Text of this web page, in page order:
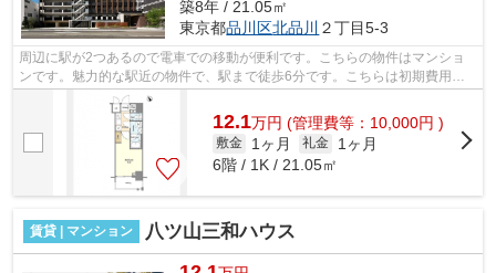
築8年 / 21.05㎡
東京都品川区北品川 ２丁目5-3
周辺に駅が2つあるので電車での移動が便利です。こちらの物件はマンショ
ンです。魅力的な駅近の物件で、駅まで徒歩6分です。こちらは初期費用を
カードでお支払いいただけるマンション...
12.1万円 (管理費等：10,000円 )
敷金 1ヶ月 礼金
1ヶ月
6階 / 1K / 21.05㎡
賃貸 | マンション 八ツ山三和ハウス